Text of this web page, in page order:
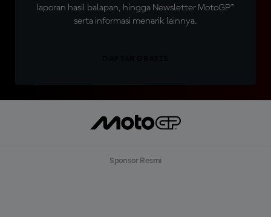
laporan hasil balapan, hingga Newsletter MotoGP™
serta informasi menarik lainnya.
Sponsor Resmi